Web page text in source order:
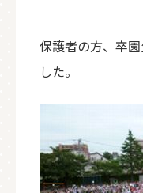
保護者の方、卒
した。